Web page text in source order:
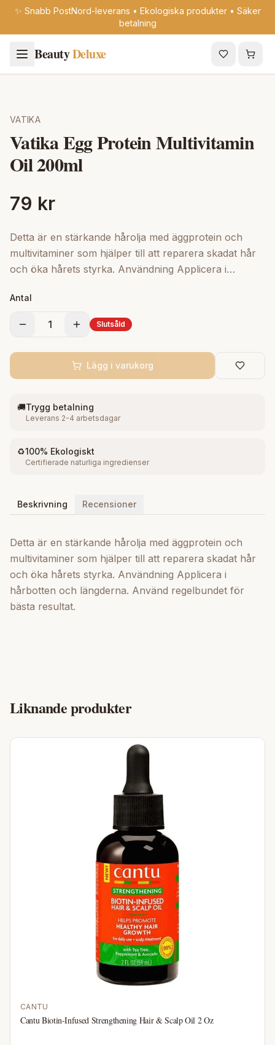
✨ Snabb PostNord-leverans • Ekologiska produkter • Säker
betalning
BeautyDeluxe
VATIKA
Vatika Egg Protein Multivitamin
Oil 200ml
79 kr
Detta är en stärkande hårolja med äggprotein och
multivitaminer som hjälper till att reparera skadat hår
och öka hårets styrka. Användning Applicera i
bästa resultat.
Antal
1 Slutsåld
Lägg i varukorg
🚚Trygg betalning
Leverans 2-4 arbetsdagar
♻️100% Ekologiskt
Certifierade naturliga ingredienser
Beskrivning Recensioner
Detta är en stärkande hårolja med äggprotein och
multivitaminer som hjälper till att reparera skadat hår
och öka hårets styrka. Användning Applicera i
hårbotten och längderna. Använd regelbundet för
bästa resultat.
Liknande produkter
CANTU
Cantu Biotin-Infused Strengthening Hair & Scalp Oil 2 Oz